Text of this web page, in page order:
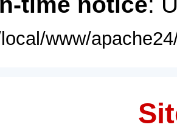
www/